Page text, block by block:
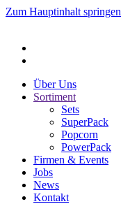
Zum Hauptinhalt springen
Über Uns
Sortiment
Sets
SuperPack
Popcorn
PowerPack
Firmen & Events
Jobs
News
Kontakt